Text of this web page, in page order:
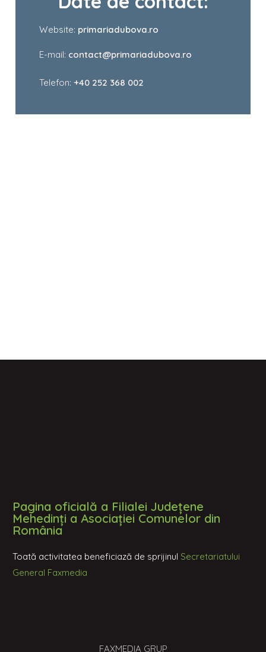
Website: primariadubova.ro
E-mail: contact@primariadubova.ro
Telefon:+40 252 368 002
Pagina oficială a Filialei Județene
Mehedinți a Asociației Comunelor din
România
Toată activitatea beneficiază de sprijinul Secretariatului
General Faxmedia
FAXMEDIA GRUP